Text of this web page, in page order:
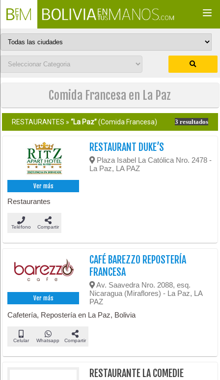
Comida Francesa en La Paz
RESTAURANTES »“La Paz”(Comida Francesa) 3 resultados
Ver más
RESTAURANT DUKE’S
Plaza Isabel La Católica Nro. 2478 -
La Paz, LA PAZ
Restaurantes
Teléfono Compartir
Ver más
CAFÉ BAREZZO REPOSTERÍA
FRANCESA
Av. Saavedra Nro. 2088, esq.
Nicaragua (Miraflores) - La Paz, LA
PAZ
Cafetería, Repostería en La Paz, Bolivia
Celular Whatsapp Compartir
RESTAURANTE LA COMEDIE